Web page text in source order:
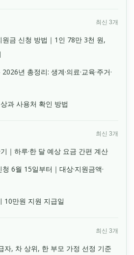
최신 3개
금 신청 방법｜1인 78만 3천 원,
년 총정리: 생계·의료·교육·주거·
과 사용처 확인 방법
최신 3개
｜하루·한 달 예상 요금 간편 계산
6월 15일부터｜대상·지원금액·
10만원 지원 지급일
최신 3개
자, 차 상위, 한 부모 가정 선정 기준